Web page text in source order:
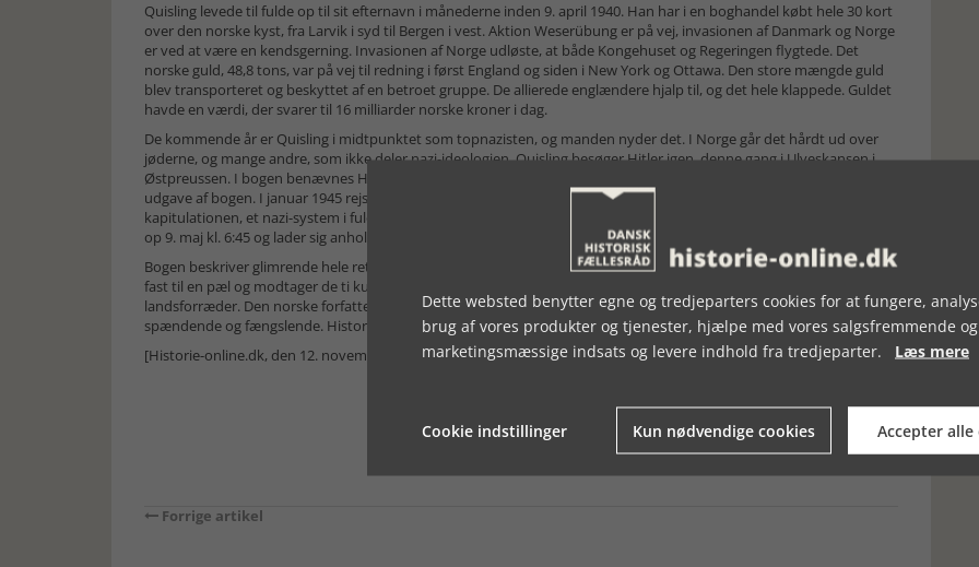
Quisling levede til fulde op til sit efternavn i månederne inden 9. april 1940. Han har i en boghandel købt hele 30 kort
over den norske kyst, fra Larvik i syd til Bergen i vest. Aktion Weserübung er på vej, invasionen af Danmark og Norge
er ved at være en kendsgerning. Invasionen af Norge udløste, at både Kongehuset og Regeringen flygtede. Det
norske guld, 48,8 tons, var på vej til redning i først England og siden i New York og Ottawa. Den store mængde guld
blev transporteret og beskyttet af en betroet gruppe. De allierede englændere hjalp til, og det hele klappede. Guldet
havde en værdi, der svarer til 16 milliarder norske kroner i dag.
De kommende år er Quisling i midtpunktet som topnazisten, og manden nyder det. I Norge går det hårdt ud over
jøderne, og mange andre, som ikke deler nazi-ideologien. Quisling besøger Hitler igen, denne gang i Ulveskansen i
Østpreussen. I bogen benævnes Hitlers bunkeranlæg som Ulvehiet, det norske ord er bevaret igennem den danske
udgave af bogen. I januar 1945 rejser Quisling til Berlin for sidste gang. Kort efter er “Quislings kuffert” fremme ved
kapitulationen, et nazi-system i fuld opløsning. Quisling kunne være flygtet, men valgte at blive i Norge. Han møder
op 9. maj kl. 6:45 og lader sig anholde.
Bogen beskriver glimrende hele retsforløbet, som ender med Vidkun Quislings dødsdom. Han ender livet bundet
fast til en pæl og modtager de ti kugler. Quislings kuffert er en glimrende skrevet bog om en forhadt, norsk
landsforræder. Den norske forfatter har både gennemført imponerende research, og skrevet bogen, så den er
spændende og fængslende. Historielæsning når det er rigtig godt.
[Historie-online.dk, den 12. november 2025]
Forrige artikel
Dette websted benytter egne og tredjeparters cookies for at fungere,
brug af vores produkter og tjenester, hjælpe med vores salgsfremmende og
marketingsmæssige indsats og levere indhold fra tredjeparter. Læs mere
Cookie indstillinger Kun nødvendige cookies Accepter alle